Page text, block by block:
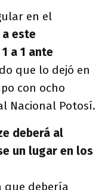
en el
este
a 1 ante
que lo dejó en
con ocho
Nacional Potosí.
deberá al
un lugar en los
que debería